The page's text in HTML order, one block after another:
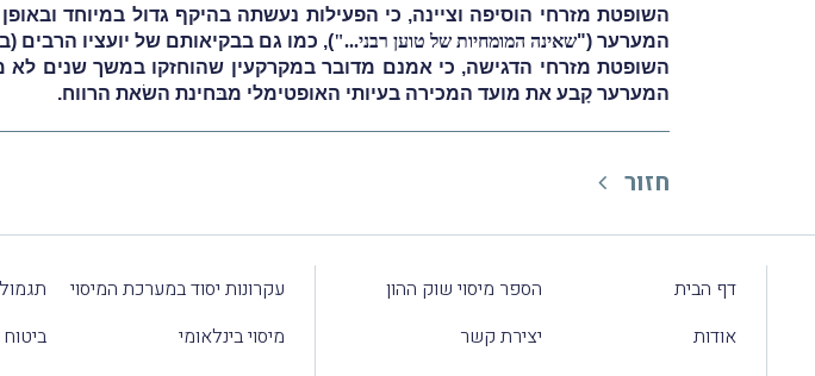
השופטת מזרחי הוסיפה וציינה, כי הפעילות נעשתה בהיקף גדול במיוחד
המערער ("שאינה המומחיות של טוען רבני..."), כמו גם בבקיאותם של יועציו הרבים
השופטת מזרחי הדגישה, כי אמנם מדובר במקרקעין שהוחזקו במשך שנים לא
המערער קָבע את מועד המכירה בעיותי האופטימלי מבּחינת השׂאת הרווח.
חזור
דף הבית
אודות
הספר מיסוי שוק ההון
יצירת קשר
עקרונות יסוד במערכת המיסוי
מיסוי בינלאומי